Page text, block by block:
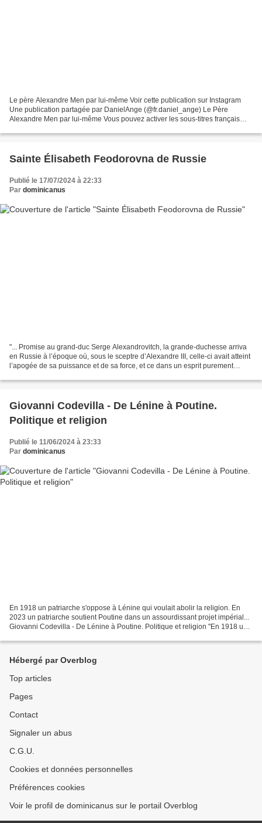
Le père Alexandre Men par lui-même Voir cette publication sur Instagram
Une publication partagée par DanielAnge (@fr.daniel_ange) Le Père
Alexandre Men par lui-même Vous pouvez activer les sous-titres français
Sainte Élisabeth Feodorovna de Russie
Publié le 17/07/2024 à 22:33
Par dominicanus
"... Promise au grand-duc Serge Alexandrovitch, la grande-duchesse arriva
en Russie à l’époque où, sous le sceptre d’Alexandre III, celle-ci avait atteint
l’apogée de sa puissance et de sa force, et ce dans un esprit purement
Giovanni Codevilla - De Lénine à Poutine.
Politique et religion
Publié le 11/06/2024 à 23:33
Par dominicanus
En 1918 un patriarche s'oppose à Lénine qui voulait abolir la religion. En
2023 un patriarche soutient Poutine dans un assourdissant projet impérial...
Giovanni Codevilla - De Lénine à Poutine. Politique et religion "En 1918 un
Hébergé par Overblog
Top articles
Pages
Contact
Signaler un abus
C.G.U.
Cookies et données personnelles
Préférences cookies
Voir le profil de dominicanus sur le portail Overblog